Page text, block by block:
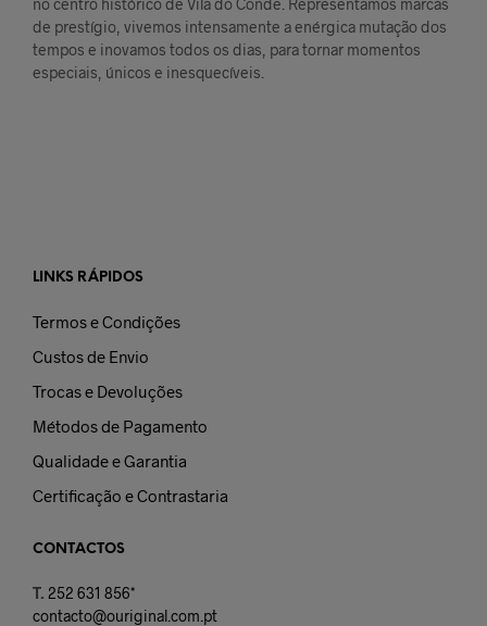
no centro histórico de Vila do Conde. Representamos marcas
de prestígio, vivemos intensamente a enérgica mutação dos
tempos e inovamos todos os dias, para tornar momentos
especiais, únicos e inesquecíveis.
LINKS RÁPIDOS
Termos e Condições
Custos de Envio
Trocas e Devoluções
Métodos de Pagamento
Qualidade e Garantia
Certificação e Contrastaria
CONTACTOS
T. 252 631 856*
contacto@ouriginal.com.pt